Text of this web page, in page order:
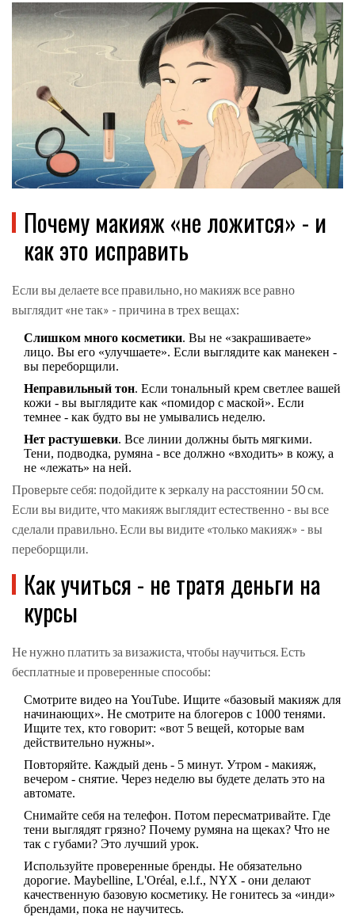
Почему макияж «не ложится» - и
как это исправить
Если вы делаете все правильно, но макияж все равно
выглядит «не так» - причина в трех вещах:
Слишком много косметики. Вы не «закрашиваете»
лицо. Вы его «улучшаете». Если выглядите как манекен -
вы переборщили.
Неправильный тон. Если тональный крем светлее вашей
кожи - вы выглядите как «помидор с маской». Если
темнее - как будто вы не умывались неделю.
Нет растушевки. Все линии должны быть мягкими.
Тени, подводка, румяна - все должно «входить» в кожу, а
не «лежать» на ней.
Проверьте себя: подойдите к зеркалу на расстоянии 50 см.
Если вы видите, что макияж выглядит естественно - вы все
сделали правильно. Если вы видите «только макияж» - вы
переборщили.
Как учиться - не тратя деньги на
курсы
Не нужно платить за визажиста, чтобы научиться. Есть
бесплатные и проверенные способы:
Смотрите видео на YouTube. Ищите «базовый макияж для
начинающих». Не смотрите на блогеров с 1000 тенями.
Ищите тех, кто говорит: «вот 5 вещей, которые вам
действительно нужны».
Повторяйте. Каждый день - 5 минут. Утром - макияж,
вечером - снятие. Через неделю вы будете делать это на
автомате.
Снимайте себя на телефон. Потом пересматривайте. Где
тени выглядят грязно? Почему румяна на щеках? Что не
так с губами? Это лучший урок.
Используйте проверенные бренды. Не обязательно
дорогие. Maybelline, L'Oréal, e.l.f., NYX - они делают
качественную базовую косметику. Не гонитесь за «инди»
брендами, пока не научитесь.